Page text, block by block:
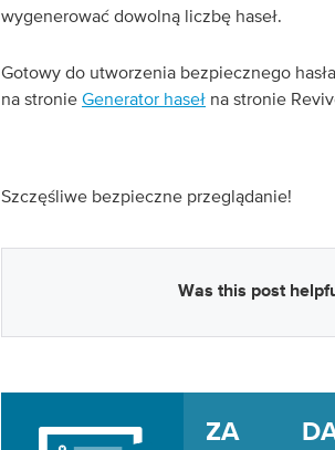
wygenerować dowolną liczbę haseł.
Gotowy do utworzenia bezpiecznego
na stronie Generator haseł na stronie
Szczęśliwe bezpieczne przeglądanie!
Was this post
ZA